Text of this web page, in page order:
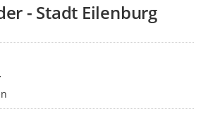
- Stadt Eilenburg